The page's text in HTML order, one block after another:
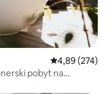
Średnia
4,89 (274)
pobyt na